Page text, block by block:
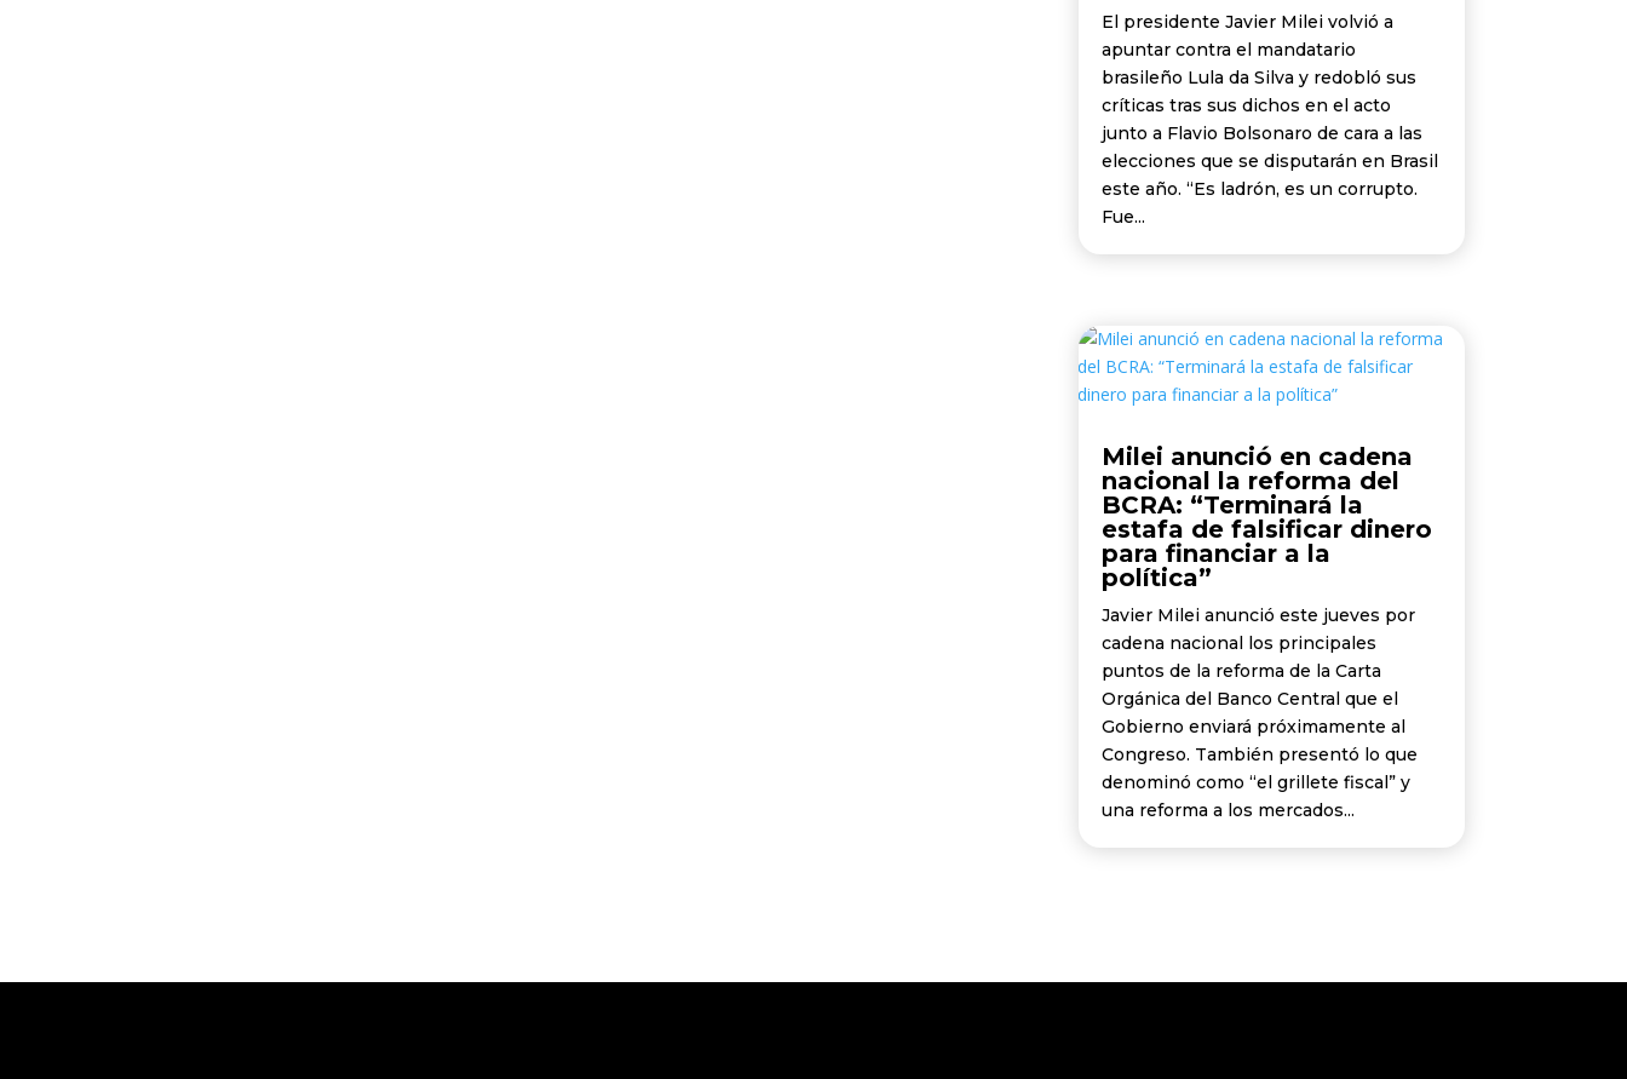
El presidente Javier Milei volvió a
apuntar contra el mandatario
brasileño Lula da Silva y redobló sus
críticas tras sus dichos en el acto
junto a Flavio Bolsonaro de cara a las
elecciones que se disputarán en Brasil
este año. “Es ladrón, es un corrupto.
Fue...
Milei anunció en cadena
nacional la reforma del
BCRA: “Terminará la
estafa de falsificar dinero
para financiar a la
política”
Javier Milei anunció este jueves por
cadena nacional los principales
puntos de la reforma de la Carta
Orgánica del Banco Central que el
Gobierno enviará próximamente al
Congreso. También presentó lo que
denominó como “el grillete fiscal” y
una reforma a los mercados...